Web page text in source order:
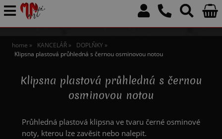
home KANCELÁŘ
DOPLŇKY
Klipsna plastová průhledná s černou osminovou notou
Klipsna plastová průhledná s černou
osminovou notou
Průhledná plastová klipsna ve tvaru černé osminové
noty, kterou lze zavěsit nebo nalepit.